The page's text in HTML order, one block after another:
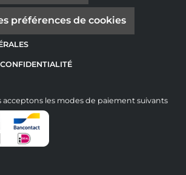
préférences de cookies
acceptons les modes de paiement suivants